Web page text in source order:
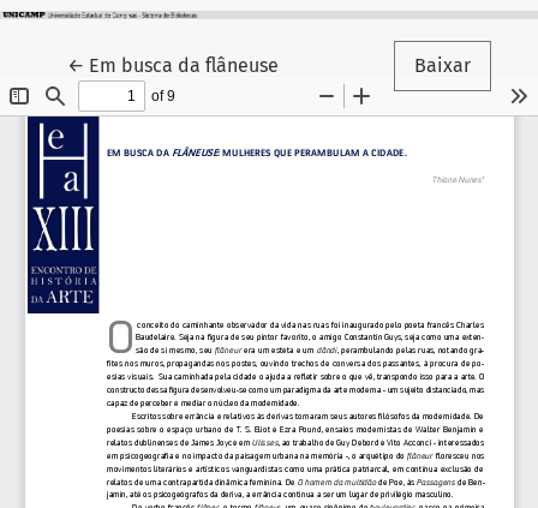
← Voltar aos Detalhes do Artigo
Em busca da flâneuse Baixar